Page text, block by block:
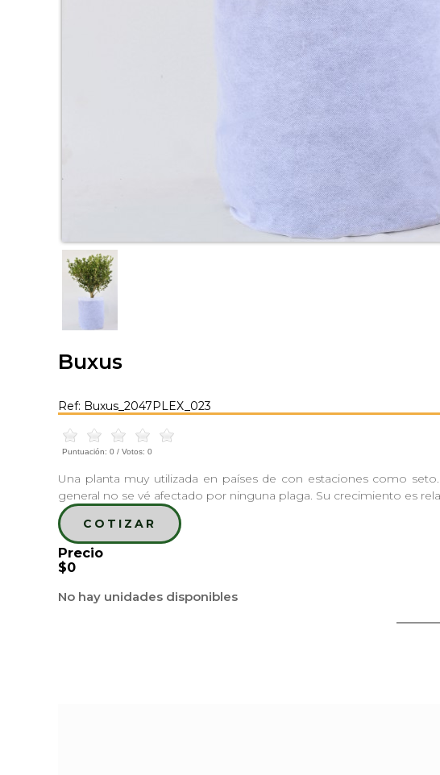
Buxus
Ref: Buxus_2047PLEX_023
Puntuación: 0 / Votos: 0
Una planta muy utilizada en países de con estaciones como
general no se vé afectado por ninguna plaga. Su crecimiento es
COTIZAR
Precio
$0
No hay unidades disponibles